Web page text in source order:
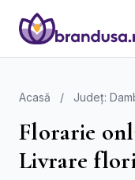
Acasă / Județ:
Florarie
Livrare